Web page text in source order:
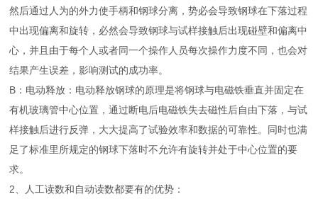
然后通过人为的外力使手柄和钢球分离，势必会导致钢球在下落过程
中出现偏离和旋转，必然会导致钢球与试样接触后出现碰壁和偏离中
心，并且由于每个人或者同一个操作人员每次操作力度不同，也会对
结果产生误差，影响测试的成功率。
B：电动释放：电动释放钢球的原理是将钢球与电磁铁垂直并固定在
有机玻璃管中心位置，通过断电后电磁铁失去磁性后自由下落，与试
样接触后进行反弹，大大提高了试验效率和数据的可靠性。同时也满
足了标准里所规定的钢球下落时不允许有旋转并处于中心位置的要
求。
2、人工读数和自动读数都要有的优势：